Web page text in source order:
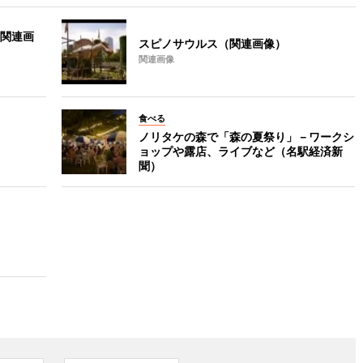
連画
スピノサウルス（関連画像）
関連画像
食べる
ノリタケの森で「森の夏祭り」－ワークシ
ョップや露店、ライブなど（名駅経済新
聞）